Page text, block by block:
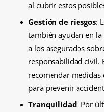
al cubrir estos
Gestión de riesgos:
también ayudan en
a los asegurados
responsabilidad civil.
recomendar medidas
para prevenir
Tranquilidad: Por